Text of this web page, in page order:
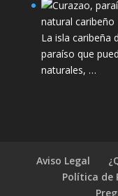
La isla caribeña
paraíso que
naturales, …
Aviso Legal
Política de